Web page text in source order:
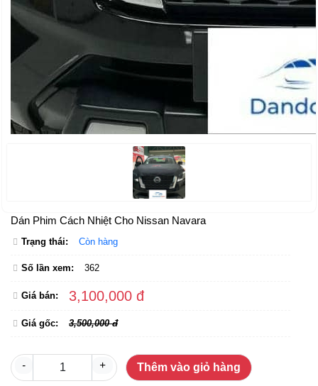
Dán Phim Cách Nhiệt Cho Nissan Navara
Trạng thái: Còn hàng
Số lần xem: 362
Giá bán: 3,100,000 đ
Giá gốc: 3,500,000 đ
- + Thêm vào giỏ hàng